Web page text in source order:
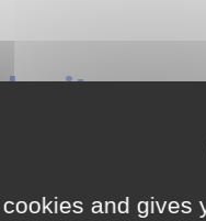
sites
à Le
and gives